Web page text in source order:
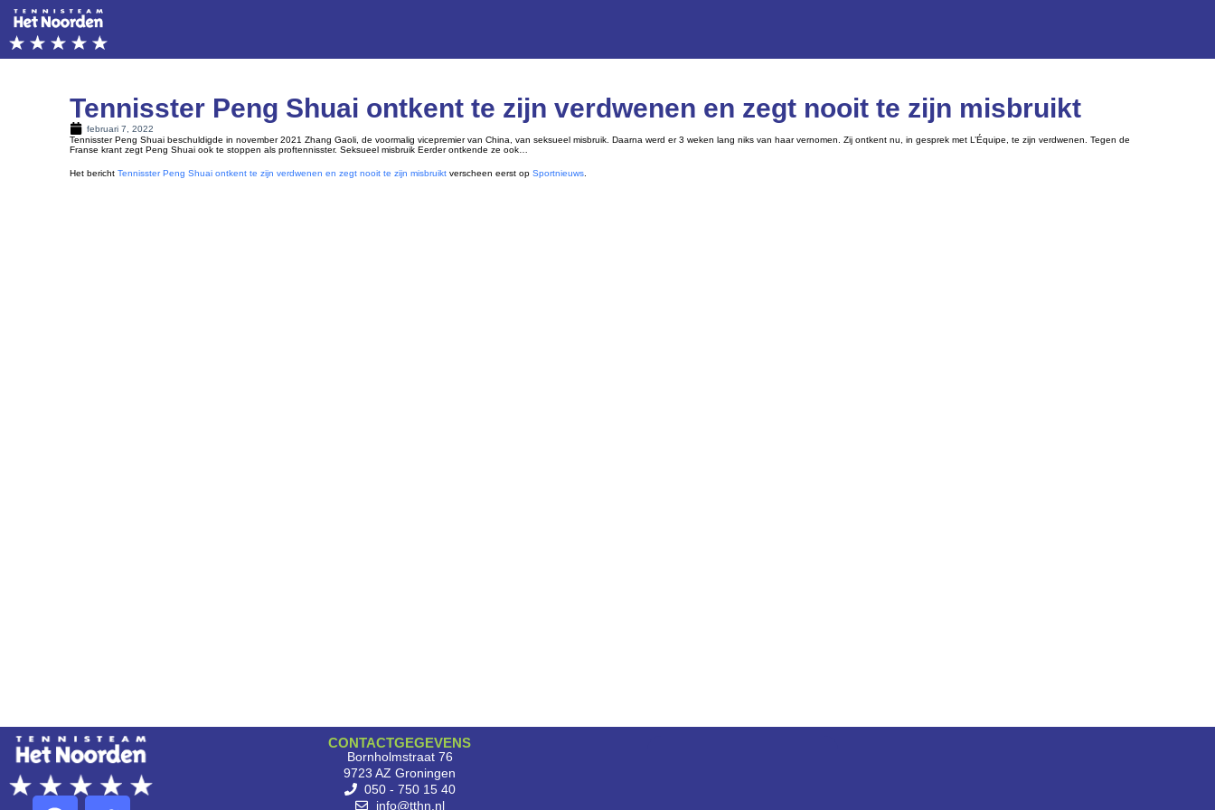
Tennisster Peng Shuai ontkent te zijn verdwenen en zegt nooit te zijn misbruikt
februari 7, 2022
Tennisster Peng Shuai beschuldigde in november 2021 Zhang Gaoli, de voormalig vicepremier van China, van seksueel misbruik. Daarna werd er 3 weken lang niks van haar vernomen. Zij ontkent nu, in gesprek met L’Équipe, te zijn verdwenen. Tegen de
Franse krant zegt Peng Shuai ook te stoppen als proftennisster. Seksueel misbruik Eerder ontkende ze ook…
Het berichtTennisster Peng Shuai ontkent te zijn verdwenen en zegt nooit te zijn misbruikt verscheen eerst opSportnieuws.
CONTACTGEGEVENS
Bornholmstraat 76
9723 AZ Groningen
050 - 750 15 40
info@tthn.nl